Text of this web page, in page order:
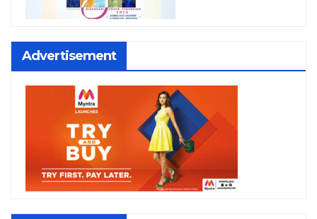
Advertisement